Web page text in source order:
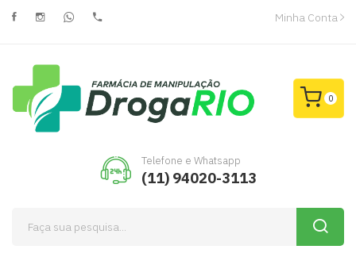
Minha Conta
Telefone e Whatsapp
(11) 94020-3113
0